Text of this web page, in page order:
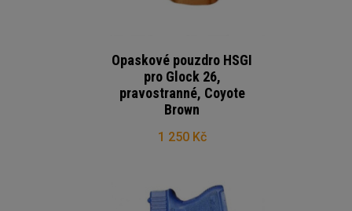
Opaskové pouzdro HSGI
pro Glock 26,
pravostranné, Coyote
Brown
1 250 Kč